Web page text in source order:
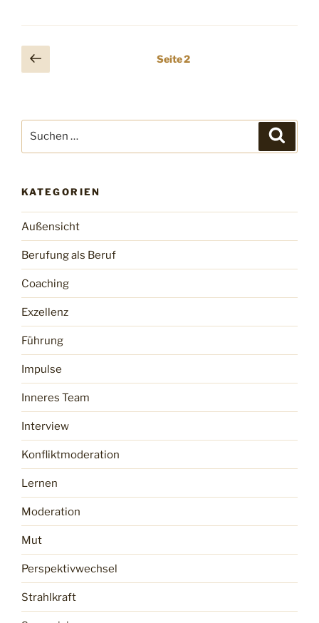
Seitennummerierung
der
Vorherige
Seite
Seite2
nach:
KATEGORIEN
Außensicht
Berufung als Beruf
Coaching
Exzellenz
Führung
Impulse
Inneres Team
Interview
Konfliktmoderation
Lernen
Moderation
Mut
Perspektivwechsel
Strahlkraft